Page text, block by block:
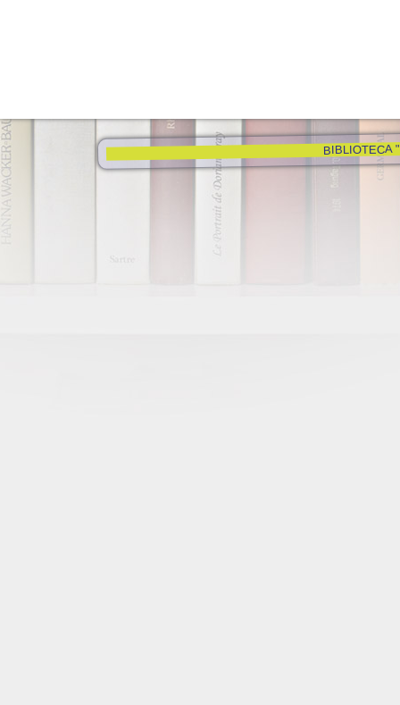
BIBLIOTECA